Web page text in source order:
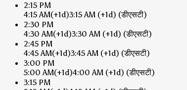
2:15 PM
4:15 AM(+1d)3:15 AM (+1d) (डीएसटी)
2:30 PM
4:30 AM(+1d)3:30 AM (+1d) (डीएसटी)
2:45 PM
4:45 AM(+1d)3:45 AM (+1d) (डीएसटी)
3:00 PM
5:00 AM(+1d)4:00 AM (+1d) (डीएसटी)
3:15 PM